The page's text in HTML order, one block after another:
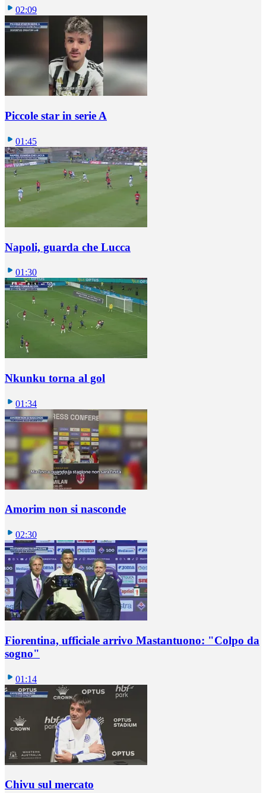
02:09
Piccole star in serie A
01:45
Napoli, guarda che Lucca
01:30
Nkunku torna al gol
01:34
Amorim non si nasconde
02:30
Fiorentina, ufficiale arrivo Mastantuono: "Colpo da
sogno"
01:14
Chivu sul mercato